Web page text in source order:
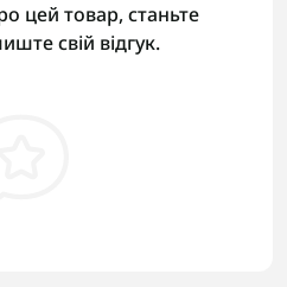
цей товар, станьте
свій відгук.